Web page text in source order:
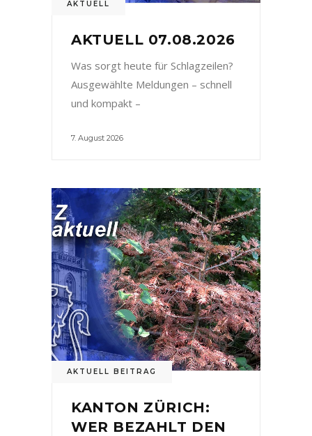
AKTUELL
AKTUELL 07.08.2026
Was sorgt heute für Schlagzeilen?
Ausgewählte Meldungen – schnell
und kompakt –
7. August 2026
AKTUELL BEITRAG
KANTON ZÜRICH:
WER BEZAHLT DEN